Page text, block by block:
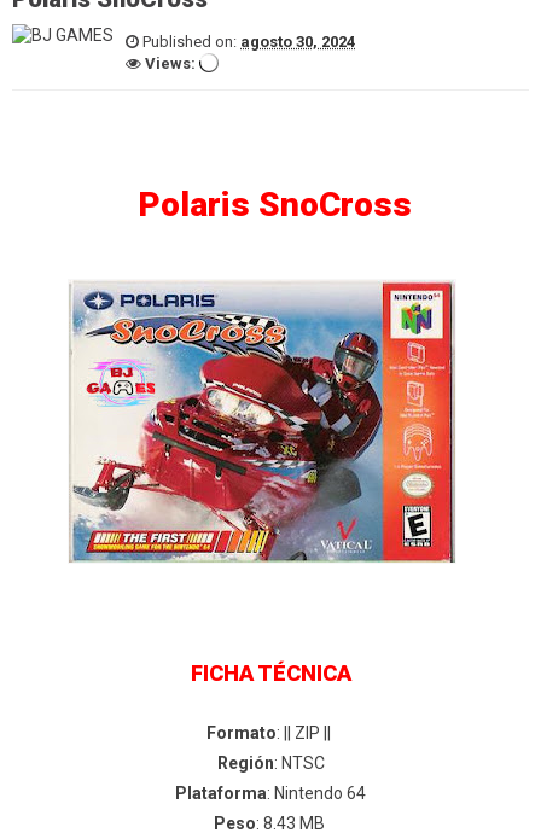
Published on: agosto 30, 2024
Views:
Polaris SnoCross
FICHA TÉCNICA
Formato: || ZIP ||
Región: NTSC
Plataforma: Nintendo 64
Peso: 8.43 MB